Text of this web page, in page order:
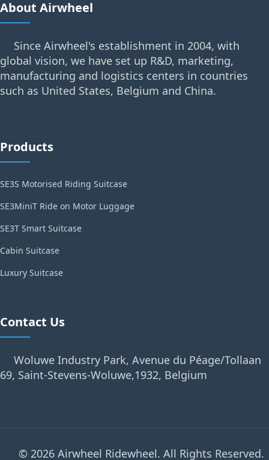
About Airwheel
Since Airwheel's establishment in 2004, with
global vision, we have set up R&D, marketing,
manufacturing and logistics centers in countries
such as United States, Belgium and China.
Products
SE3S Motorised Riding Suitcase
SE3MiniT Ride on Motor Luggage
SE3T Smart Suitcase
Cabin Suitcase
Luxury Suitcase
Contact Us
Woluwe Industry Park, Avenue du Péage/Tollaan
69, Saint-Stevens-Woluwe,1932, Belgium
© 2026 Airwheel Ridewheel. All Rights Reserved.